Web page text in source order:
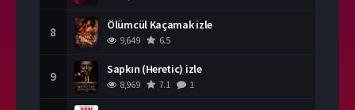
8 Ölümcül Kaçamak izle
9,649 6.5
9 Sapkın (Heretic) izle
8,969 7.1 1